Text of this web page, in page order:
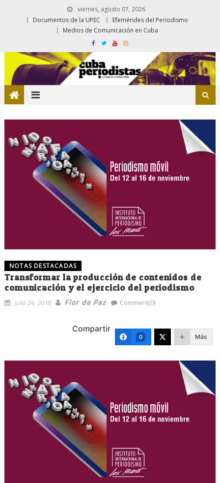
viernes, agosto 07, 2026
Documentos de la UPEC
Efemérides del Periodismo
Medios de Comunicación en Cuba
NOTAS DESTACADAS
Transformar la producción de contenidos de
comunicación y el ejercicio del periodismo
julio 24, 2018 Flor de Paz Comment(0)
Compartir
0 Más